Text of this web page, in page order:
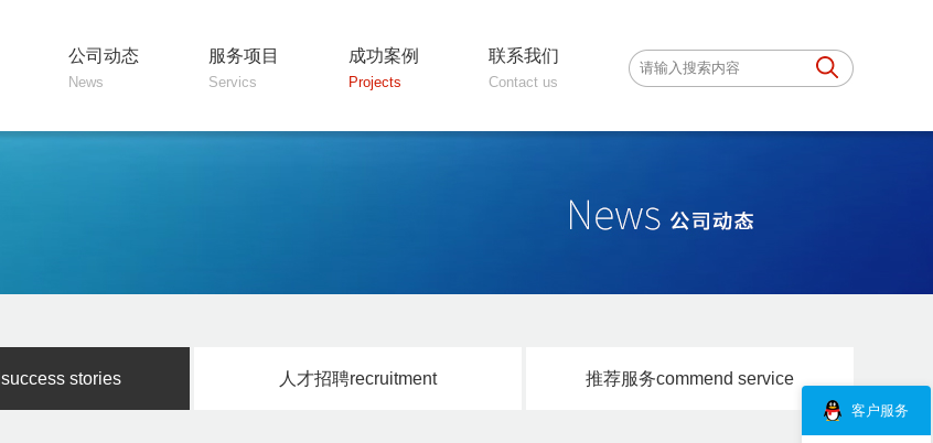
公司动态
News
服务项目
Servics
成功案例
Projects
联系我们
Contact us
success stories 人才招聘recruitment 推荐服务commend service
客户服务